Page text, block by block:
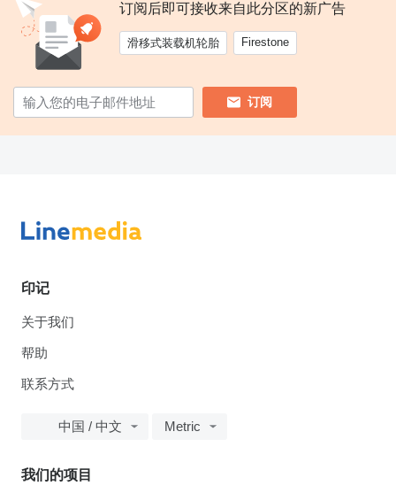
订阅后即可接收来自此分区的新广告
滑移式装载机轮胎 Firestone
订阅
印记
关于我们
帮助
联系方式
中国 / 中文 Metric
我们的项目